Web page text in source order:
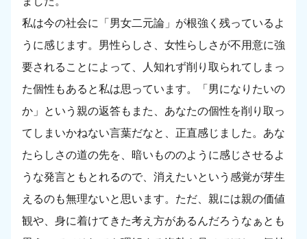
私は今の社会に「男女二元論」が根強く残っているよ
うに感じます。男性らしさ、女性らしさが不用意に強
要されることによって、人知れず削り取られてしまっ
た個性もあると私は思っています。「男になりたいの
か」という親の返答もまた、あなたの個性を削り取っ
てしまいかねない言葉だなと、正直感じました。あな
たらしさの道の先を、暗いもののように感じさせるよ
うな発言ともとれるので、消えたいという感覚が芽生
えるのも無理ないと思います。ただ、親には親の価値
観や、身に着けてきた考え方があるんだろうなぁとも